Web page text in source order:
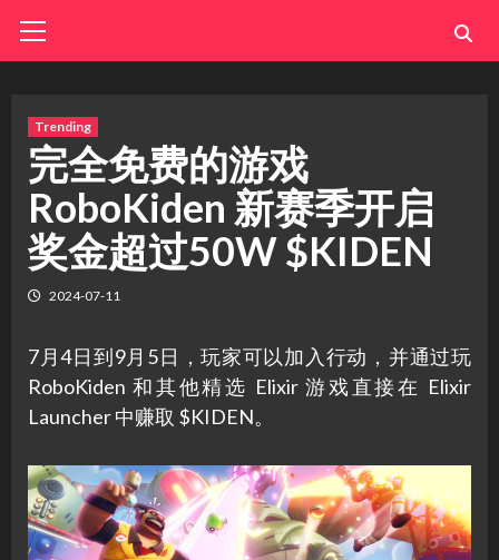
Menu
Trending
完全免费的游戏
RoboKiden 新赛季开启
奖金超过50W $KIDEN
2024-07-11
7月4日到9月5日，玩家可以加入行动，并通过玩
RoboKiden 和其他精选 Elixir 游戏直接在 Elixir
Launcher 中赚取 $KIDEN。